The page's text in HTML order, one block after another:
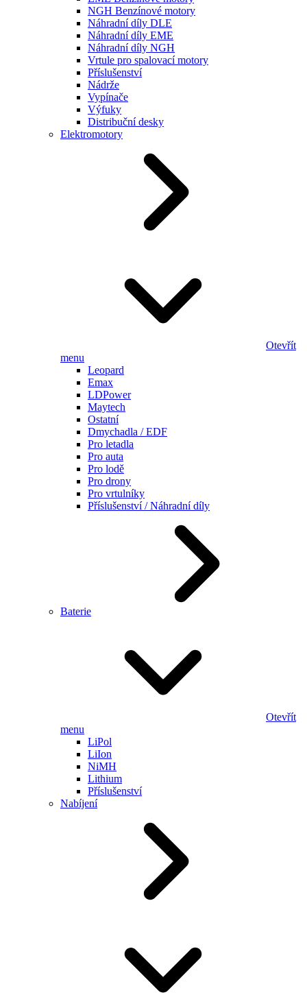
NGH Benzínové motory
Náhradní díly DLE
Náhradní díly EME
Náhradní díly NGH
Vrtule pro spalovací motory
Příslušenství
Nádrže
Vypínače
Výfuky
Distribuční desky
Elektromotory
Otevřít
menu
Leopard
Emax
LDPower
Maytech
Ostatní
Dmychadla / EDF
Pro letadla
Pro auta
Pro lodě
Pro drony
Pro vrtulníky
Příslušenství / Náhradní díly
Baterie
Otevřít
menu
LiPol
LiIon
NiMH
Lithium
Příslušenství
Nabíjení